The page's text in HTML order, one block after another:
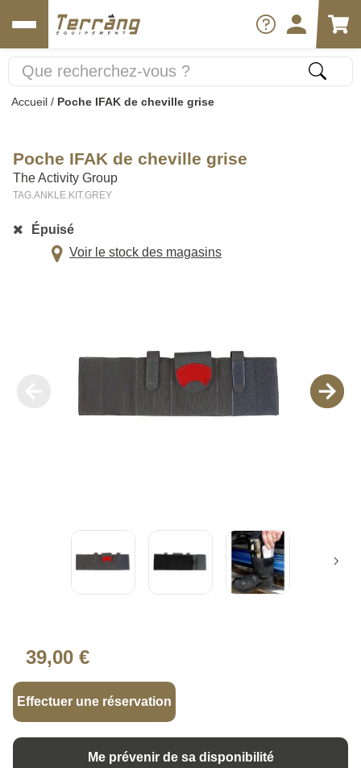
Accueil / Poche IFAK de cheville grise
Poche IFAK de cheville grise
The Activity Group
TAG.ANKLE.KIT.GREY
Épuisé
Voir le stock des magasins
39,00 €
Effectuer une réservation
Me prévenir de sa disponibilité